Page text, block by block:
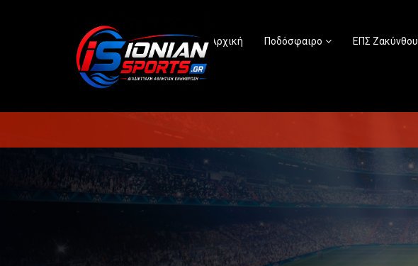
Αρχική Ποδόσφαιρο ΕΠΣ Ζακύνθου